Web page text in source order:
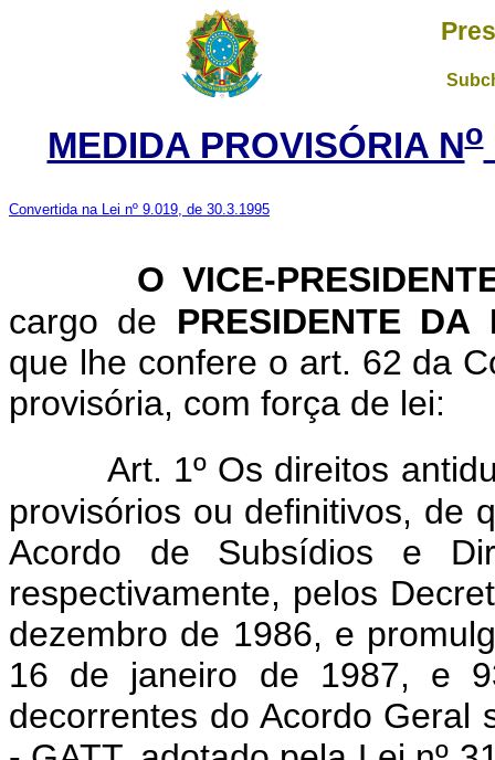
MEDIDA PROVISÓRIA No
Convertida na Lei nº 9.019, de 30.3.1995
O VICE-
cargo de PRESIDENTE DA
que lhe confere o art. 62 da
provisória, com força de lei:
Art. 1º Os direitos
provisórios ou definitivos, de
Acordo de Subsídios e
respectivamente, pelos
dezembro de 1986, e
16 de janeiro de 1987, e
decorrentes do Acordo Geral